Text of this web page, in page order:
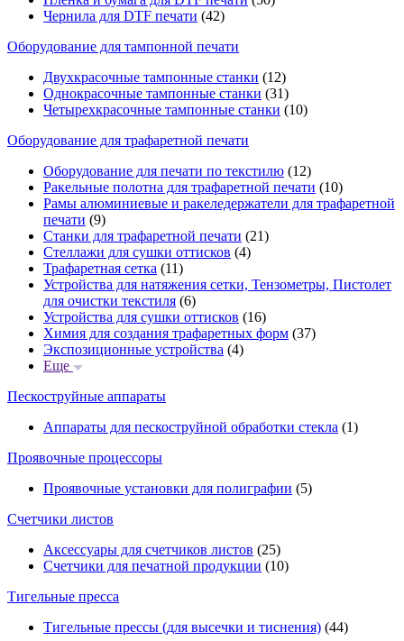
Чернила для DTF печати (42)
Оборудование для тампонной печати
Двухкрасочные тампонные станки (12)
Однокрасочные тампонные станки (31)
Четырехкрасочные тампонные станки (10)
Оборудование для трафаретной печати
Оборудование для печати по текстилю (12)
Ракельные полотна для трафаретной печати (10)
Рамы алюминиевые и ракеледержатели для трафаретной
печати (9)
Станки для трафаретной печати (21)
Стеллажи для сушки оттисков (4)
Трафаретная сетка (11)
Устройства для натяжения сетки, Тензометры, Пистолет
для очистки текстиля (6)
Устройства для сушки оттисков (16)
Химия для создания трафаретных форм (37)
Экспозиционные устройства (4)
Еще
Пескоструйные аппараты
Аппараты для пескоструйной обработки стекла (1)
Проявочные процессоры
Проявочные установки для полиграфии (5)
Счетчики листов
Аксессуары для счетчиков листов (25)
Счетчики для печатной продукции (10)
Тигельные пресса
Тигельные прессы (для высечки и тиснения) (44)